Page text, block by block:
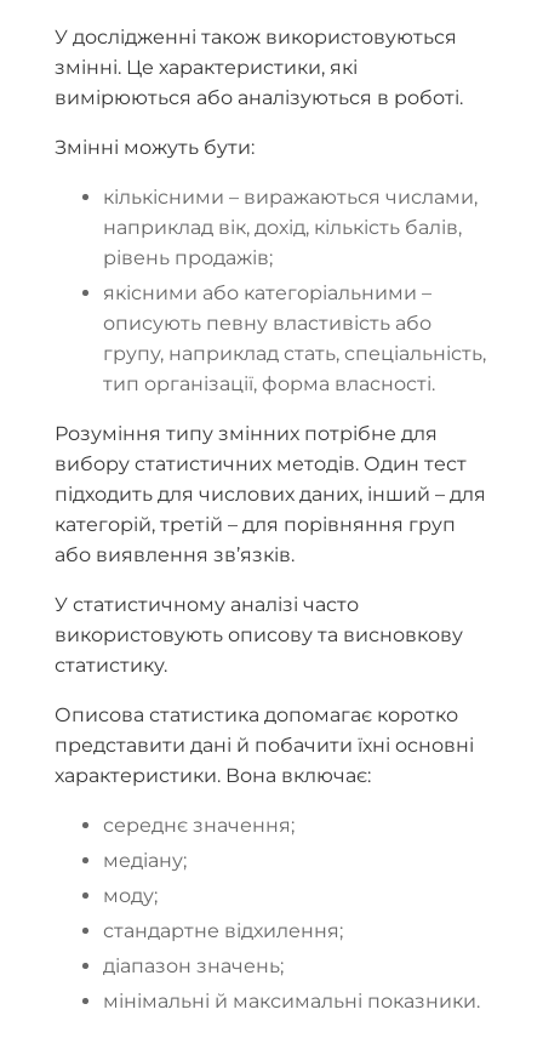
У дослідженні також використовуються
змінні. Це характеристики, які
вимірюються або аналізуються в роботі.
Змінні можуть бути:
кількісними – виражаються числами,
наприклад вік, дохід, кількість балів,
рівень продажів;
якісними або категоріальними –
описують певну властивість або
групу, наприклад стать, спеціальність,
тип організації, форма власності.
Розуміння типу змінних потрібне для
вибору статистичних методів. Один тест
підходить для числових даних, інший – для
категорій, третій – для порівняння груп
або виявлення зв’язків.
У статистичному аналізі часто
використовують описову та висновкову
статистику.
Описова статистика допомагає коротко
представити дані й побачити їхні основні
характеристики. Вона включає:
середнє значення;
медіану;
моду;
стандартне відхилення;
діапазон значень;
мінімальні й максимальні показники.